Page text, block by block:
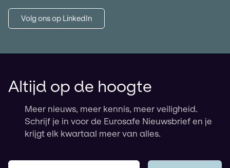
Volg ons op LinkedIn
Altijd op de hoogte
Meer nieuws, meer kennis, meer veiligheid.
Schrijf je in voor de Eurosafe Nieuwsbrief en je
krijgt elk kwartaal meer van alles.
Jouw e-mailadres